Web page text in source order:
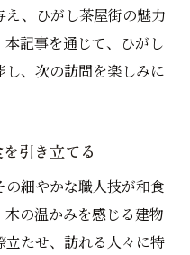
、ひがし茶屋街の魅力
記事を通じて、ひがし
、次の訪問を楽しみに
引き立てる
細やかな職人技が和食
の温かみを感じる建物
たせ、訪れる人々に特